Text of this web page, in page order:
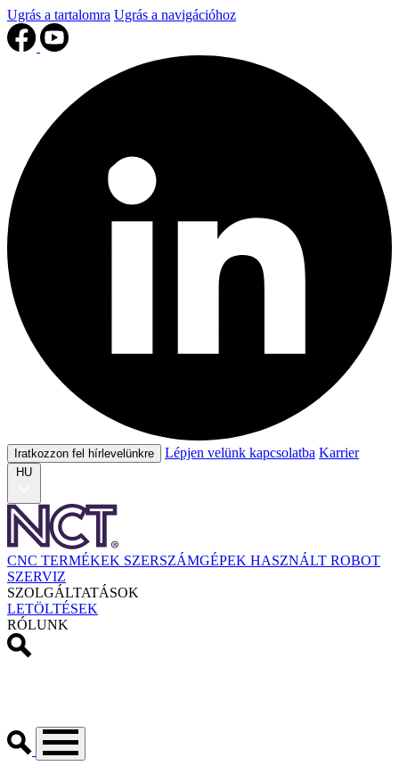
Ugrás a tartalomra Ugrás a navigációhoz
Iratkozzon fel hírlevelünkre Lépjen velünk kapcsolatba Karrier
HU
CNC TERMÉKEK SZERSZÁMGÉPEK HASZNÁLT ROBOT
SZERVIZ
SZOLGÁLTATÁSOK
LETÖLTÉSEK
RÓLUNK